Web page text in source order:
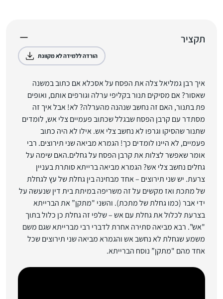
תקציר
הורדה ללמידה לא מקוונת
איך רבן גמליאל צלה את הפסח על אסכלא אם כתוב במשנה
שאסור? אם מסיקים תנור בקליפי ערלה וגורפים אותם, ואופים
פת בתנור, האם זה נחשב שנהנה מהערלה? לא! אבל איך זה
מסתדר עם קרבן הפסח שבגלל שכתוב פעמיים צלי אש, לומדים
שתנור שהסיקו וגרפו לא נחשב צלי אש. אילו לא היה כתוב
פעמיים, לא היינו לומדים כך! הגמרא מביאה שני תירוצים. רבי
אומר שאפשר לצלות את קרבן הפסח על גחלים.האם שימה על
גחלים נחשב צלי אש? הגמרא מביאה ברייתא סותרת בעניין
צרעת. יש שני תירוצים – אחד מבחינה בין גחלת של עץ לגחלת
של מתכת ואז מקשים על זה משריפה במיתת בית דין שנעשה על
ידי אבר (כמו גחלת של מתכת). והשני "מתקן” את הברייתא
בצרעת לכלול את גחלת עם אש – שלפי זה גחלת כן כלול בתוך
"אש”. רבא מביאה סתירה אחרת לדברי רבי מברייתא שגם משם
משמע שגחלת לא נחשב אש והגמרא מביאה שני תירוצים שכל
אחד מהם "מתקן” נוסח הברייתא.